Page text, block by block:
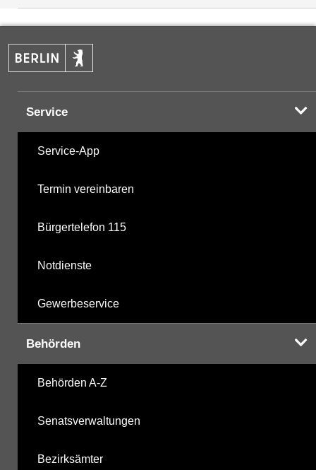
−
Service
Service-App
Termin vereinbaren
Bürgertelefon 115
Notdienste
Gewerbeservice
Behörden
Behörden A-Z
Senatsverwaltungen
Bezirksämter